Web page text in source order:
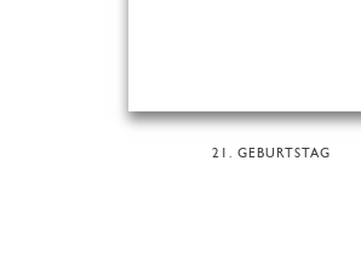
21. GEBURTSTAG